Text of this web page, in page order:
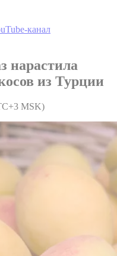
канал
нарастила
из Турции
MSK)